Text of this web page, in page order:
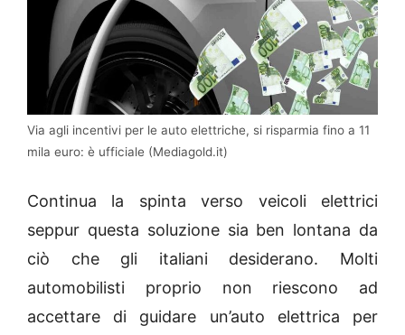
Via agli incentivi per le auto elettriche, si risparmia fino a 11
mila euro: è ufficiale (Mediagold.it)
Continua la spinta verso veicoli elettrici
seppur questa soluzione sia ben lontana da
ciò che gli italiani desiderano. Molti
automobilisti proprio non riescono ad
accettare di guidare un’auto elettrica per